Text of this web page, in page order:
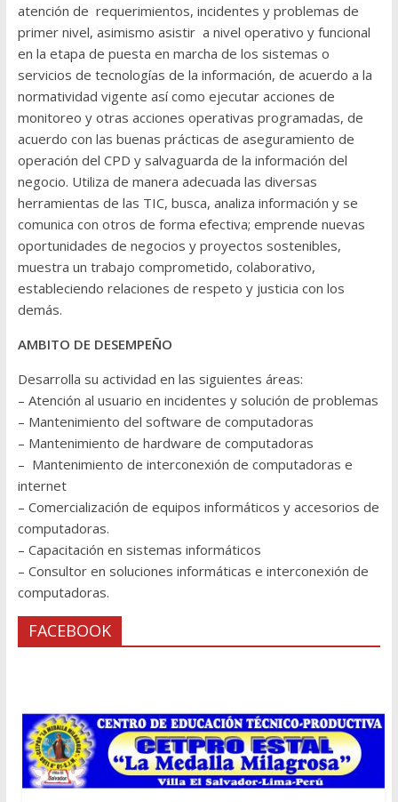
atención de requerimientos, incidentes y problemas de
primer nivel, asimismo asistir a nivel operativo y funcional
en la etapa de puesta en marcha de los sistemas o
servicios de tecnologías de la información, de acuerdo a la
normatividad vigente así como ejecutar acciones de
monitoreo y otras acciones operativas programadas, de
acuerdo con las buenas prácticas de aseguramiento de
operación del CPD y salvaguarda de la información del
negocio. Utiliza de manera adecuada las diversas
herramientas de las TIC, busca, analiza información y se
comunica con otros de forma efectiva; emprende nuevas
oportunidades de negocios y proyectos sostenibles,
muestra un trabajo comprometido, colaborativo,
estableciendo relaciones de respeto y justicia con los
demás.
AMBITO DE DESEMPEÑO
Desarrolla su actividad en las siguientes áreas:
– Atención al usuario en incidentes y solución de problemas
– Mantenimiento del software de computadoras
– Mantenimiento de hardware de computadoras
– Mantenimiento de interconexión de computadoras e
internet
– Comercialización de equipos informáticos y accesorios de
computadoras.
– Capacitación en sistemas informáticos
– Consultor en soluciones informáticas e interconexión de
computadoras.
FACEBOOK